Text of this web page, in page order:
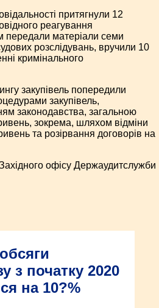
притягнули 12
реагування
передали матеріали семи
розслідувань, вручили 10
кримінального
закупівель попередили
закупівель,
законодавства, загальною
зокрема, шляхом відміни
та розірвання договорів на
офісу Держаудитслужби
з початку 2020
на 10?%